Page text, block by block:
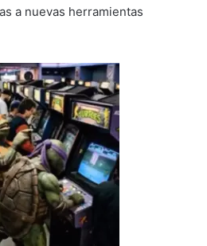
a nuevas herramientas